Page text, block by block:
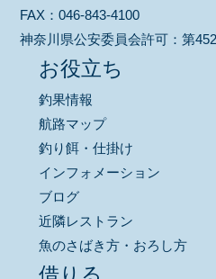
FAX：046-843-4100
神奈川県公安委員会許可：第
お役立ち
釣果情報
航路マップ
釣り餌・仕掛け
インフォメーション
ブログ
近隣レストラン
魚のさばき方・おろし方